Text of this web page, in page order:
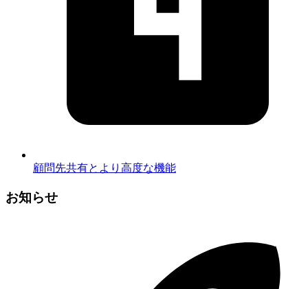
顧問先共有とより高度な機能
お知らせ